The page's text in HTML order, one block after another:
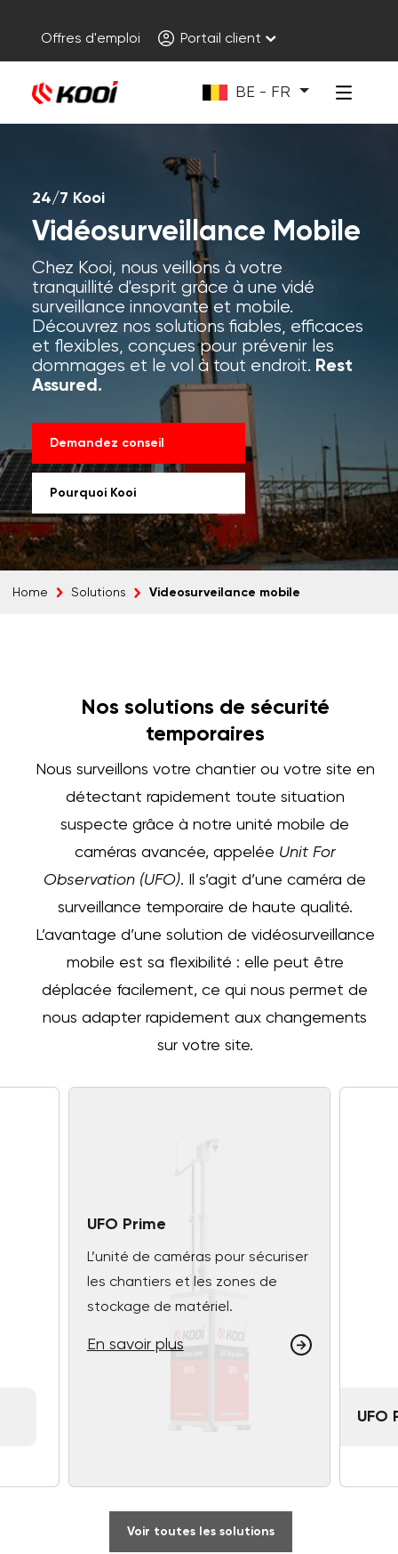
Offres d'emploi Portail client
BE - FR
24/7 Kooi
Vidéosurveillance Mobile
Chez Kooi, nous veillons à votre
tranquillité d'esprit grâce à une vidé
surveillance innovante et mobile.
Découvrez nos solutions fiables, efficaces
et flexibles, conçues pour prévenir les
dommages et le vol à tout endroit. Rest
Assured.
Demandez conseil
Pourquoi Kooi
Home Solutions Videosurveilance mobile
Nos solutions de sécurité
temporaires
Nous surveillons votre chantier ou votre site en
détectant rapidement toute situation
suspecte grâce à notre unité mobile de
caméras avancée, appelée Unit For
Observation (UFO). Il s’agit d’une caméra de
surveillance temporaire de haute qualité.
L’avantage d’une solution de vidéosurveillance
mobile est sa flexibilité : elle peut être
déplacée facilement, ce qui nous permet de
nous adapter rapidement aux changements
sur votre site.
UFO Prime
L’unité de caméras pour sécuriser
les chantiers et les zones de
stockage de matériel.
En savoir plus
UFO
Voir toutes les solutions